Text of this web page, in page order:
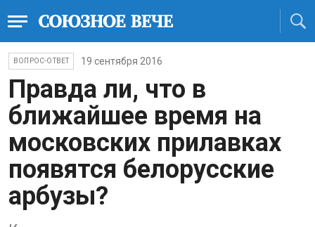
ВОПРОС-ОТВЕТ 19 сентября 2016
Правда ли, что в
ближайшее время на
московских прилавках
появятся белорусские
арбузы?